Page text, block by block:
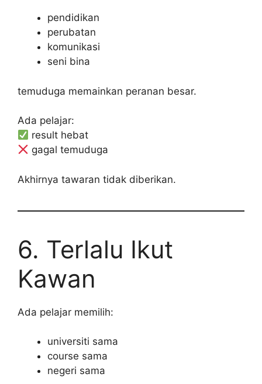
pendidikan
perubatan
komunikasi
seni bina
temuduga memainkan peranan besar.
Ada pelajar:
result hebat
gagal temuduga
Akhirnya tawaran tidak diberikan.
6. Terlalu Ikut
Kawan
Ada pelajar memilih:
universiti sama
course sama
negeri sama